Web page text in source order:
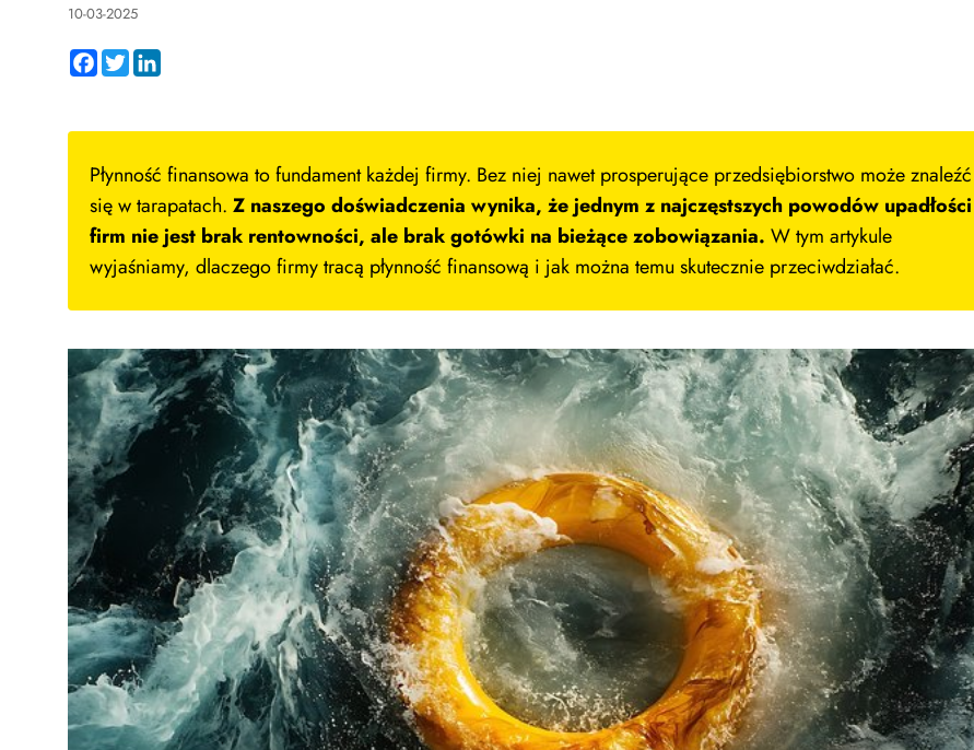
10-03-2025
Facebook
Twitter
Płynność finansowa to fundament każdej firmy. Bez niej nawet prosperujące przedsiębiorstwo może znaleźć
się w tarapatach. Z naszego doświadczenia wynika, że jednym z najczęstszych powodów upadłości
firm nie jest brak rentowności, ale brak gotówki na bieżące zobowiązania. W tym artykule
wyjaśniamy, dlaczego firmy tracą płynność finansową i jak można temu skutecznie przeciwdziałać.